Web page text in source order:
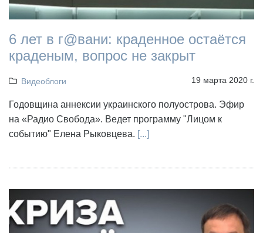
6 лет в г@вани: краденное остаётся
краденым, вопрос не закрыт
Видеоблоги 19 марта 2020 г.
Годовщина аннексии украинского полуострова. Эфир
на «Радио Свобода». Ведет программу "Лицом к
событию" Елена Рыковцева. [...]